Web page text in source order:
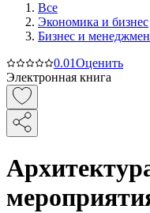
Все
Экономика и бизнес
Бизнес и
0.01Оценить
Электронная книга